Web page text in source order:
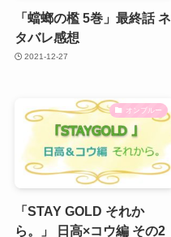
「蟷螂の檻 5巻」最終話 ネ
タバレ感想
2021-12-27
オンブルー
「STAY GOLD それか
ら。」 日高×コウ編 その2